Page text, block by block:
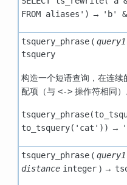
FROM aliases') → 'b'
tsquery_phrase( query1
tsquery
构造一个短语查询，在连续
配项（与 <->操作符相同）
to_tsquery('cat')) →
tsquery_phrase( query1
distance integer) →